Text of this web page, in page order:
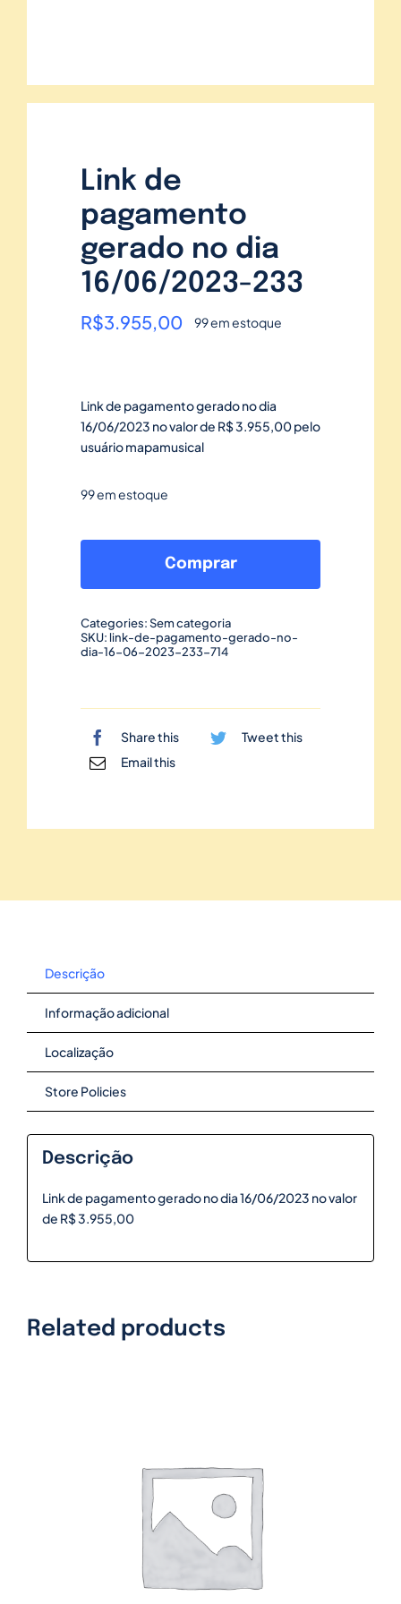
Link de
pagamento
gerado no dia
16/06/2023-233
R$3.955,00 99 em estoque
Link de pagamento gerado no dia
16/06/2023 no valor de R$ 3.955,00 pelo
usuário mapamusical
99 em estoque
de
no
dia
quantidade
Comprar
Categories:Sem categoria
SKU: link-de-pagamento-gerado-no-
dia-16-06-2023-233-714
Share this
Tweet this
Email this
Descrição
Informação adicional
Localização
Store Policies
Descrição
Link de pagamento gerado no dia 16/06/2023 no valor
de R$ 3.955,00
Related products